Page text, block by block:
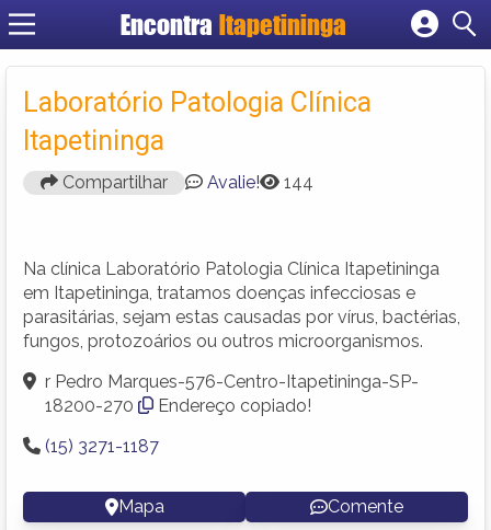
Encontra Itapetininga
Cadastrar empresa
Criar conta
Laboratório Patologia Clínica
Itapetininga
Compartilhar Avalie! 144
Na clínica Laboratório Patologia Clínica Itapetininga
em Itapetininga, tratamos doenças infecciosas e
parasitárias, sejam estas causadas por vírus, bactérias,
fungos, protozoários ou outros microorganismos.
r Pedro Marques-576-Centro-Itapetininga-SP-
18200-270
Endereço copiado!
(15) 3271-1187
Mapa Comente